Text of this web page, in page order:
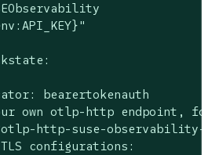
bearertokenauth
own otlp-http endpoint,
http-suse-observability-
configurations: